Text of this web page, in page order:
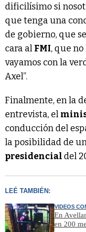
dificilísimo si
que tenga una
de gobierno, que
cara al FMI, que
vayamos con la
Axel”.
Finalmente, en la
entrevista, el
conducción del
la posibilidad de
presidencial del
LEÉ TAMBIÉN:
VIDEOS
En
en 200